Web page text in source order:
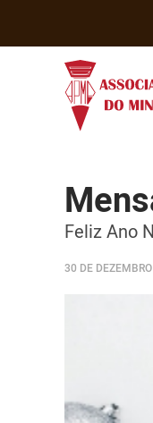
Feliz Ano
30 DE